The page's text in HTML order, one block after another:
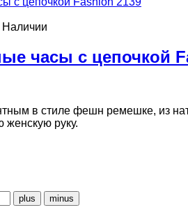
Наличии
часы с цепочкой
в стиле фешн ремешке, из
женскую руку.